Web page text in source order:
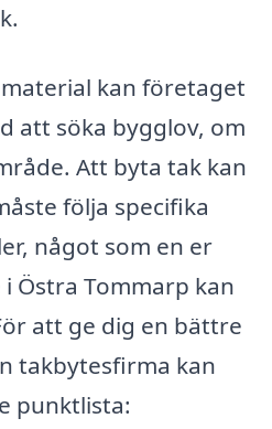
kan företaget
att söka bygglov, om
Att byta tak kan
följa specifika
något som en er
Östra Tommarp kan
att ge dig en bättre
takbytesfirma kan
punktlista: